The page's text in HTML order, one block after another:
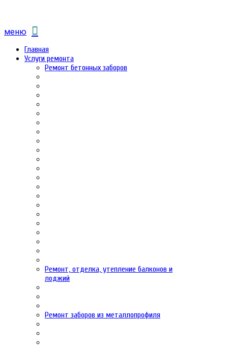
меню
Главная
Услуги ремонта
Ремонт бетонных заборов
Ремонт, отделка, утепление балконов и
лоджий
Ремонт заборов из металлопрофиля